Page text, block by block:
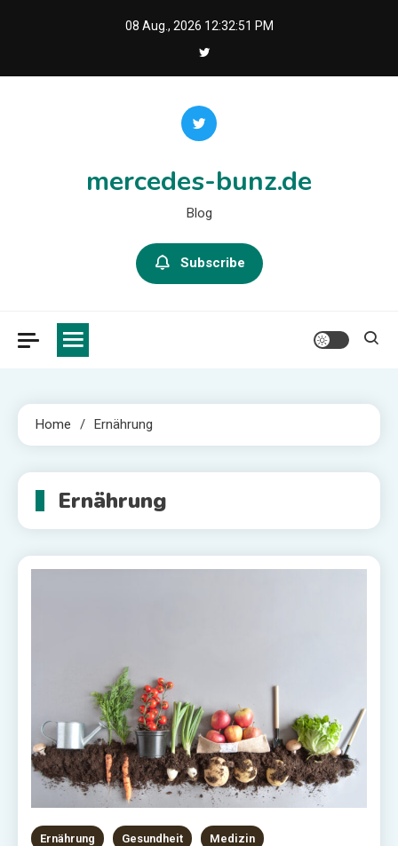
08 Aug., 2026 12:32:52 PM
mercedes-bunz.de
Blog
Subscribe
Home Ernährung
Ernährung
Ernährung Gesundheit Medizin